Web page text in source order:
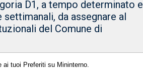
D1, a tempo determinato e
da assegnare al
del Comune di
ai tuoi Preferiti su Mininterno.